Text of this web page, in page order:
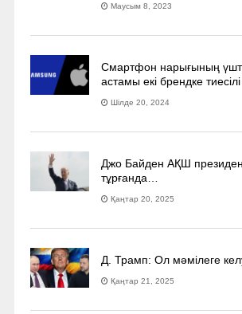
Маусым 8, 2023
Смартфон нарығының
астамы екі брендке тиесілі
Шілде 20, 2024
Джо Байден АҚШ
тұрғанда…
Қаңтар 20, 2025
Д. Трамп: Ол мәмілеге
Қаңтар 21, 2025